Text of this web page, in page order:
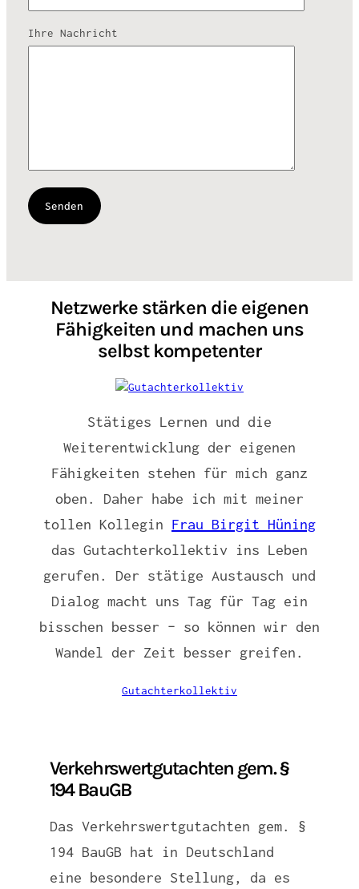
Ihre Nachricht
Netzwerke stärken die eigenen
Fähigkeiten und machen uns
selbst kompetenter
Stätiges Lernen und die
Weiterentwicklung der eigenen
Fähigkeiten stehen für mich ganz
oben. Daher habe ich mit meiner
tollen Kollegin Frau Birgit Hüning
das Gutachterkollektiv ins Leben
gerufen. Der stätige Austausch und
Dialog macht uns Tag für Tag ein
bisschen besser – so können wir den
Wandel der Zeit besser greifen.
Gutachterkollektiv
Verkehrswertgutachten gem. §
194 BauGB
Das Verkehrswertgutachten gem. §
194 BauGB hat in Deutschland
eine besondere Stellung, da es